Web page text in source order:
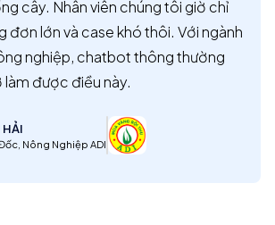
cây. Nhân viên chúng tôi giờ chỉ
đơn lớn và case khó thôi. Với ngành
nghiệp, chatbot thông thường
được điều này.
HẢI
Nông Nghiệp ADI